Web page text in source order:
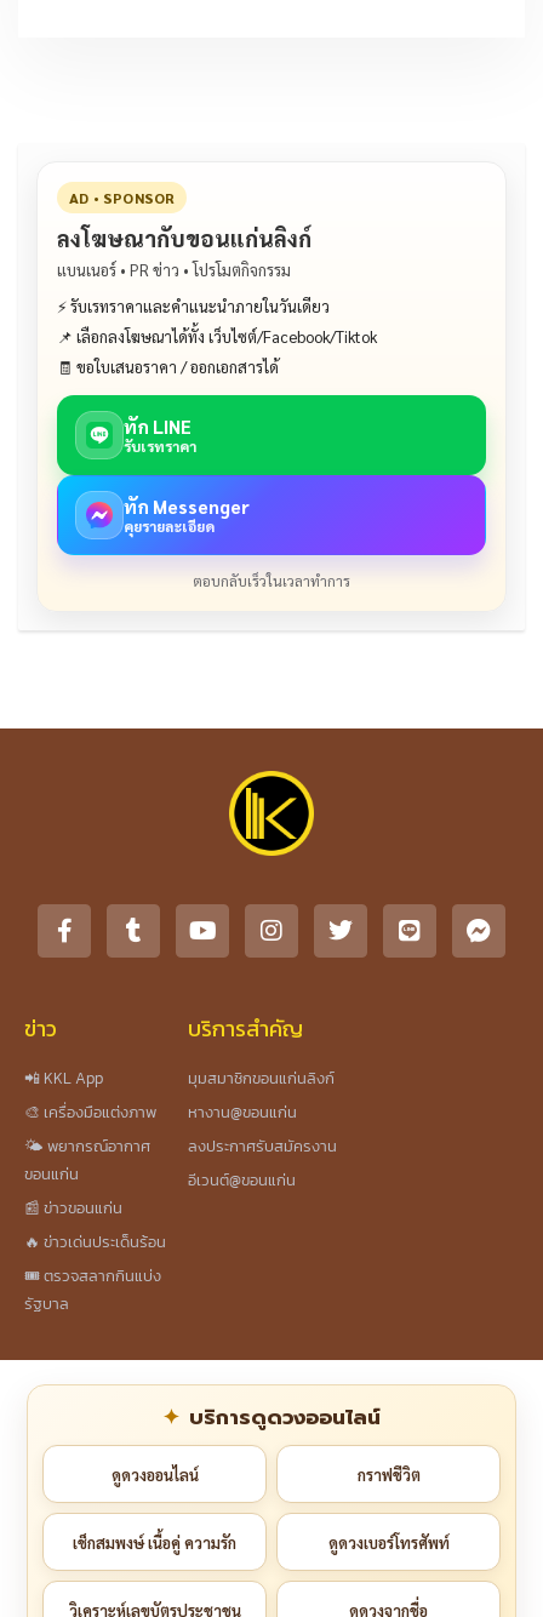
AD • SPONSOR
ลงโฆษณากับขอนแก่นลิงก์
แบนเนอร์ • PR ข่าว • โปรโมตกิจกรรม
⚡ รับเรทราคาและคำแนะนำภายในวันเดียว
📌 เลือกลงโฆษณาได้ทั้ง เว็บไซต์/Facebook/Tiktok
🧾 ขอใบเสนอราคา / ออกเอกสารได้
ทัก LINE
รับเรทราคา
ทัก Messenger
คุยรายละเอียด
ตอบกลับเร็วในเวลาทำการ
ข่าว
📲 KKL App
🎨 เครื่องมือแต่งภาพ
🌤️ พยากรณ์อากาศ
ขอนแก่น
📰 ข่าวขอนแก่น
🔥 ข่าวเด่นประเด็นร้อน
🎟️ ตรวจสลากกินแบ่ง
รัฐบาล
บริการสำคัญ
มุมสมาชิกขอนแก่นลิงก์
หางาน@ขอนแก่น
ลงประกาศรับสมัครงาน
อีเวนต์@ขอนแก่น
บริการดูดวงออนไลน์
ดูดวงออนไลน์ กราฟชีวิต
เช็กสมพงษ์ เนื้อคู่ ความรัก ดูดวงเบอร์โทรศัพท์
วิเคราะห์เลขบัตรประชาชน ดูดวงจากชื่อ